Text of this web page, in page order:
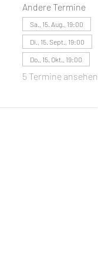
Andere Termine
Sa., 15. Aug., 19:00
Di., 15. Sept., 19:00
Do., 15. Okt., 19:00
5 Termine ansehen